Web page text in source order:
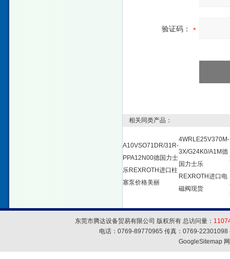
验证码：
相关同类产品：
A10VSO71DR/31R-
PPA12N00德国力士
乐REXROTH进口柱
塞泵价格美丽
4WRLE25V370M-
3X/G24K0/A1M德
国力士乐
REXROTH进口电
磁阀现货
东莞市腾达设备贸易有限公司 版权所有 总访问量：
电话：0769-89770965 传真：0769-
GoogleSitemap网